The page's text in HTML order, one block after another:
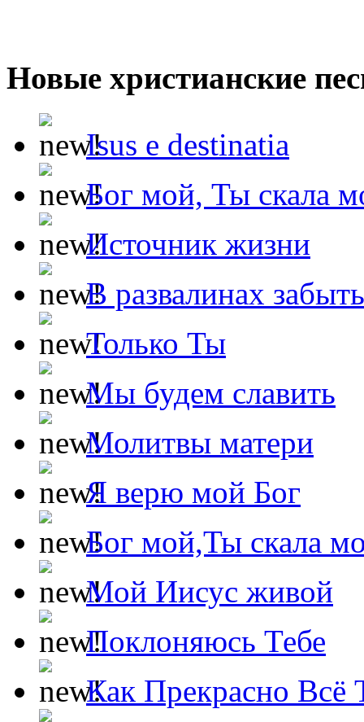
Новые христианские
Isus e destinatia
Бог мой, Ты скала
Источник жизни
В развалинах
Только Ты
Мы будем славить
Молитвы матери
Я верю мой Бог
Бог мой,Ты скала
Мой Иисус живой
Поклоняюсь Тебе
Как Прекрасно Всё